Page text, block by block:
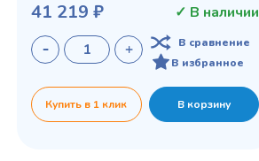
41 219 ₽
✓ В наличии
В сравнение
В избранное
Купить в 1 клик В корзину